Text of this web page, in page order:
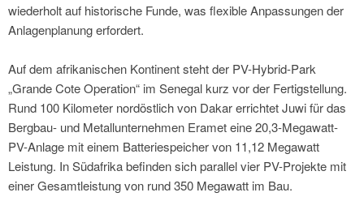
wiederholt auf historische Funde, was flexible Anpassungen der
Anlagenplanung erfordert.
Auf dem afrikanischen Kontinent steht der PV-Hybrid-Park
„Grande Cote Operation“ im Senegal kurz vor der Fertigstellung.
Rund 100 Kilometer nordöstlich von Dakar errichtet Juwi für das
Bergbau- und Metallunternehmen Eramet eine 20,3-Megawatt-
PV-Anlage mit einem Batteriespeicher von 11,12 Megawatt
Leistung. In Südafrika befinden sich parallel vier PV-Projekte mit
einer Gesamtleistung von rund 350 Megawatt im Bau.